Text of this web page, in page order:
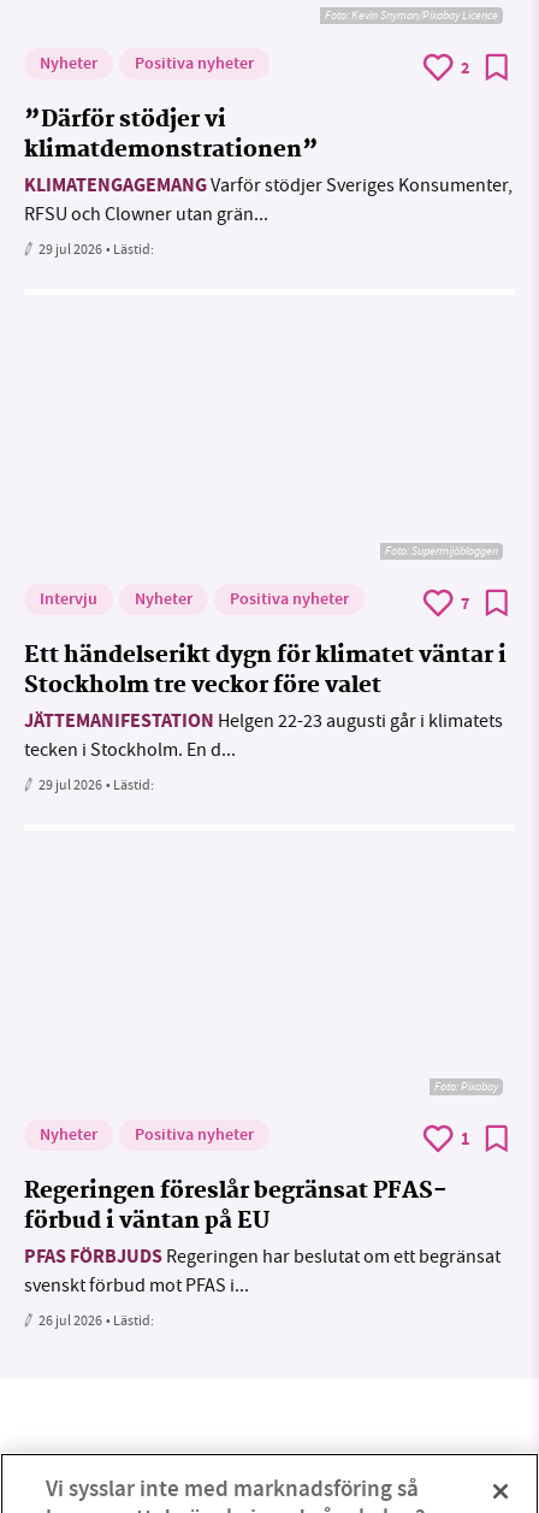
Foto:Kevin Snyman/Pixabay Licence
Nyheter Positiva nyheter 2
”Därför stödjer vi
klimatdemonstrationen”
KLIMATENGAGEMANGVarför stödjer Sveriges Konsumenter,
RFSU och Clowner utan grän...
29 jul 2026• Lästid:
Foto: Supermijöbloggen
Intervju Nyheter Positiva nyheter 7
Ett händelserikt dygn för klimatet väntar i
Stockholm tre veckor före valet
JÄTTEMANIFESTATION Helgen 22-23 augusti går i klimatets
tecken i Stockholm. En d...
29 jul 2026• Lästid:
Foto:Pixabay
Nyheter Positiva nyheter 1
Regeringen föreslår begränsat PFAS-
förbud i väntan på EU
PFAS FÖRBJUDS Regeringen har beslutat om ett begränsat
svenskt förbud mot PFAS i...
26 jul 2026• Lästid:
Vi sysslar inte med marknadsföring så